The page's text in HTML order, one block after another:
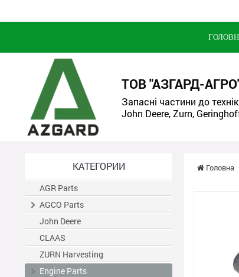
ТОВ "АЗГАРД-
Запасні частини до
John Deere, Zurn,
Головна
КАТЕГОРИИ
AGR Parts
AGCO Parts
John Deere
CLAAS
ZURN Harvesting
Engine Parts